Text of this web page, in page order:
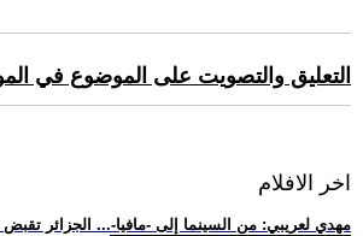
التعليق والتصويت على الموضوع في
اخر الافلام
.. مهدي لعريبي: من السينما إلى -مافيا-... الجزائر